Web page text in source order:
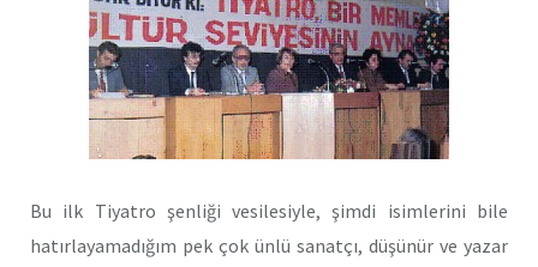
Bu ilk Tiyatro şenliği vesilesiyle, şimdi isimlerini bile
hatırlayamadığım pek çok ünlü sanatçı, düşünür ve yazar